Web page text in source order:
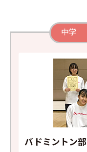
中学
バドミントン部